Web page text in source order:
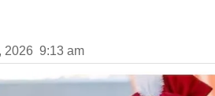
2026 9:13 am